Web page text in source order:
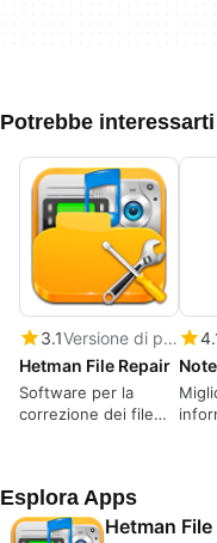
Potrebbe
3.1
Versione di prova
Hetman File Repair
Software per la
correzione dei file
Esplora Apps
Hetman File